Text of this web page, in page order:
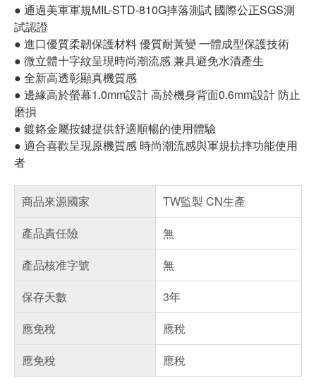
● 通過美軍軍規MIL-STD-810G摔落測試 國際公正SGS測
試認證
● 進口優質柔韌保護材料 優質耐黃變 一體成型保護技術
● 微立體十字紋呈現時尚潮流感 兼具避免水漬產生
● 全新高透彰顯真機質感
● 邊緣高於螢幕1.0mm設計 高於機身背面0.6mm設計 防止
磨損
● 鍍鉻金屬按鍵提供舒適順暢的使用體驗
● 適合喜歡呈現原機質感 時尚潮流感與軍規抗摔功能使用
者
商品來源國家
TW監製 CN生產
產品責任險
無
產品核准字號
無
保存天數
3年
應免稅
應稅
應免稅
應稅